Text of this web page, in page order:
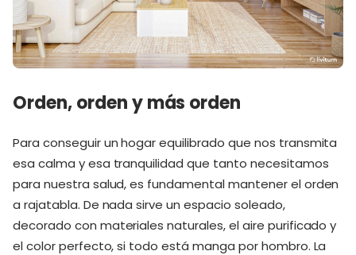
Orden, orden y más orden
Para conseguir un hogar equilibrado que nos transmita
esa calma y esa tranquilidad que tanto necesitamos
para nuestra salud, es fundamental mantener el orden
a rajatabla. De nada sirve un espacio soleado,
decorado con materiales naturales, el aire purificado y
el color perfecto, si todo está manga por hombro. La